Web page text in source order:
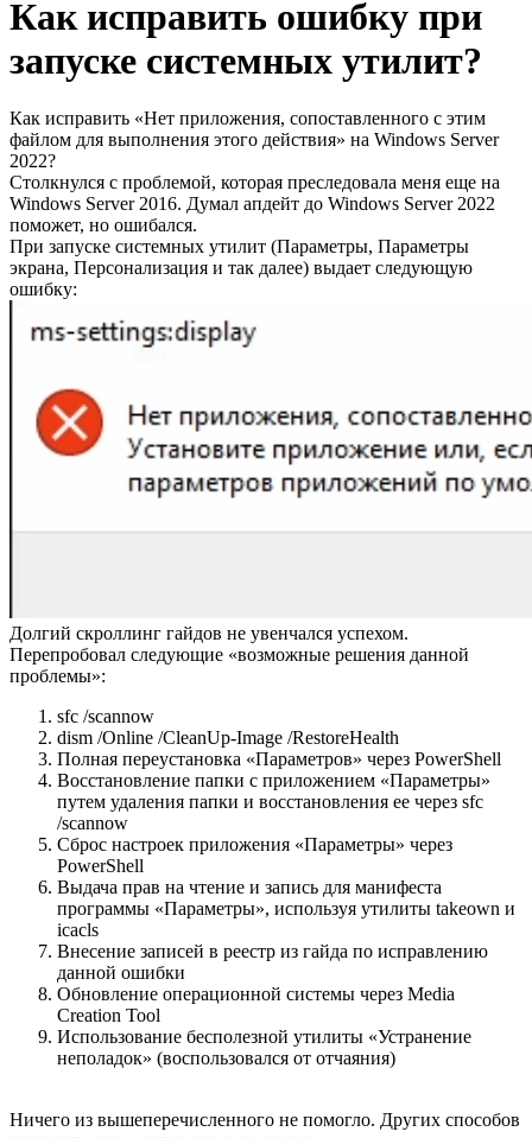
Как исправить ошибку при
запуске системных утилит?
Как исправить «Нет приложения, сопоставленного с этим
файлом для выполнения этого действия» на Windows Server
2022?
Столкнулся с проблемой, которая преследовала меня еще на
Windows Server 2016. Думал апдейт до Windows Server 2022
поможет, но ошибался.
При запуске системных утилит (Параметры, Параметры
экрана, Персонализация и так далее) выдает следующую
ошибку:
Долгий скроллинг гайдов не увенчался успехом.
Перепробовал следующие «возможные решения данной
проблемы»:
sfc /scannow
dism /Online /CleanUp-Image /RestoreHealth
Полная переустановка «Параметров» через PowerShell
Восстановление папки с приложением «Параметры»
путем удаления папки и восстановления ее через sfc
/scannow
Сброс настроек приложения «Параметры» через
PowerShell
Выдача прав на чтение и запись для манифеста
программы «Параметры», используя утилиты takeown и
icacls
Внесение записей в реестр из гайда по исправлению
данной ошибки
Обновление операционной системы через Media
Creation Tool
Использование бесполезной утилиты «Устранение
неполадок» (воспользовался от отчаяния)
Ничего из вышеперечисленного не помогло. Других способов